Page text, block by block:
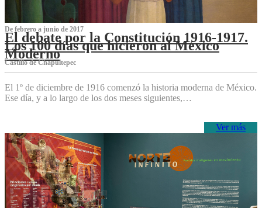
De febrero a junio de 2017
El debate por la Constitución 1916-1917.
Los 100 días que hicieron al México
Moderno
Castillo de Chapultepec
El 1º de diciembre de 1916 comenzó la historia moderna de México.
Ese día, y a lo largo de los dos meses siguientes,…
Ver más